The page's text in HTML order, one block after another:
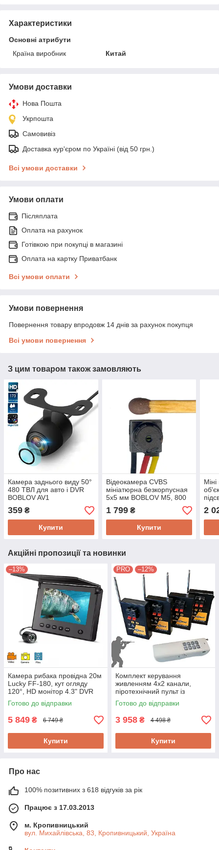
Характеристики
Основні атрибути
Країна виробник
Китай
Умови доставки
Нова Пошта
Укрпошта
Самовивіз
Доставка кур'єром по Україні (від 50 грн.)
Всі умови доставки
Умови оплати
Післяплата
Оплата на рахунок
Готівкою при покупці в магазині
Оплата на картку Приватбанк
Всі умови оплати
Умови повернення
Повернення товару впродовж 14 днів за рахунок покупця
Всі умови повернення
З цим товаром також замовляють
Камера заднього виду 50°
480 ТВЛ для авто і DVR
BOBLOV AV1
універсальний RCA вихід.
Спец ціна!
359 ₴
Купити
Відеокамера CVBS
мініатюрна безкорпусная
5х5 мм BOBLOV M5, 800
ТВЛ, 3,3-5/12 В, для
квадрокоптеров і DVR
1 799₴
Купити
2
Акційні пропозиції та новинки
–13%
Камера рибака провідна 20м
Lucky FF-180, кут огляду
120°, HD монітор 4.3" DVR
відеозапис, кейс. Новинка!
Готово до відправки
5 849 ₴ 6 749 ₴
Купити
PRO –12%
Комплект керування
живленням 4х2 канали,
піротехнічний пульт із
дальністю до 2 км. SPYPOINT
CH2000/4Х2PRO
Готово до відправки
3 958 ₴ 4 498 ₴
Купити
Про нас
100% позитивних з 618 відгуків за рік
Працює з 17.03.2013
м. Кропивницький
вул. Михайлівська, 83, Кропивницький, Україна